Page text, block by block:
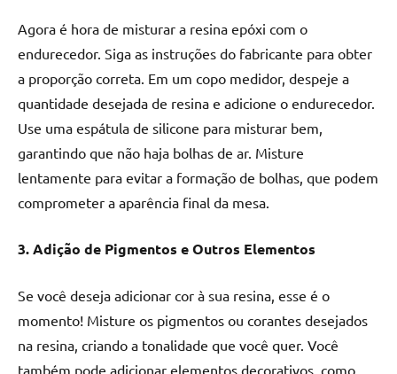
Agora é hora de misturar a resina epóxi com o
endurecedor. Siga as instruções do fabricante para obter
a proporção correta. Em um copo medidor, despeje a
quantidade desejada de resina e adicione o endurecedor.
Use uma espátula de silicone para misturar bem,
garantindo que não haja bolhas de ar. Misture
lentamente para evitar a formação de bolhas, que podem
comprometer a aparência final da mesa.
3. Adição de Pigmentos e Outros Elementos
Se você deseja adicionar cor à sua resina, esse é o
momento! Misture os pigmentos ou corantes desejados
na resina, criando a tonalidade que você quer. Você
também pode adicionar elementos decorativos, como